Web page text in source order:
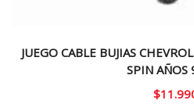
JUEGO CABLE BUJIAS
SPIN
$